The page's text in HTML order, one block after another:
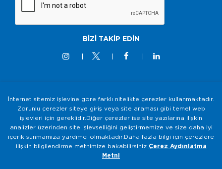
BİZİ TAKİP EDİN
© 2M KABLO 2025 - Tüm Hakkı Saklıdır
Bilgi Toplumu Hizmetleri
Gizlilik ve Güvenlik Politikası
KVKK Aydınlatma Metni
İnternet sitemiz işlevine göre farklı nitelikte çerezler kullanmaktadır.
Zorunlu çerezler siteye giriş veya site araması gibi temel web
işlevleri için gereklidir.Diğer çerezler ise site yazılarına ilişkin
analizler üzerinden site işlevselliğini geliştirmemize ve size daha iyi
içerik sunmamıza yardımcı olmaktadır.Daha fazla bilgi için çerezlere
ilişkin bilgilendirme metnimize bakabilirsiniz Çerez Aydınlatma
Metni